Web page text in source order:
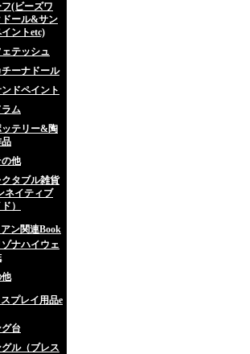
(ビーズワ
ドール&サン
イントetc)
テッシュ
ーナドール
ドペイント
ム
テリー&陶
他
クタブル雑貨
ネイティブ
）
ン関連Book
ゾナハイウェ
他
プレイ用品e
グ台
ル（ブレス